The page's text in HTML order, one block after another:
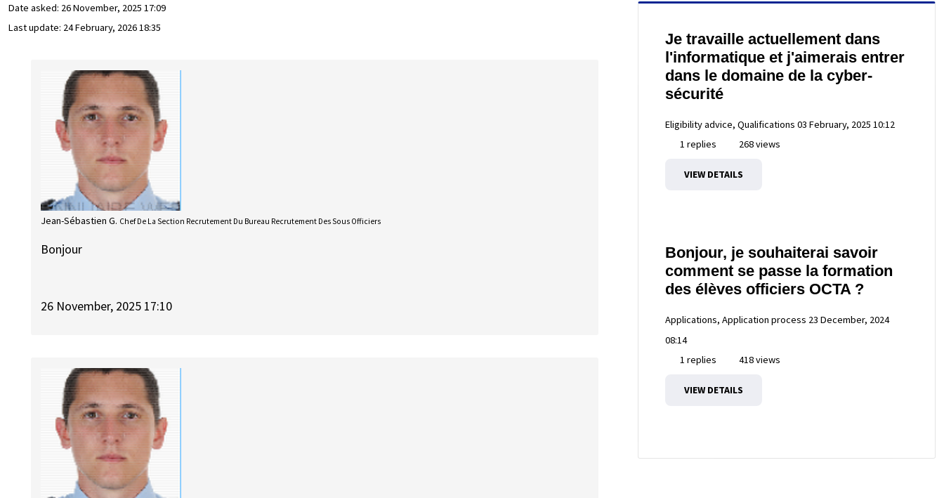
Date asked: 26 November, 2025 17:09
Last update: 24 February, 2026 18:35
Jean-Sébastien G. Chef De La Section Recrutement Du Bureau Recrutement Des Sous Officiers
Bonjour
26 November, 2025 17:10
Je travaille actuellement dans
l'informatique et j'aimerais entrer
dans le domaine de la cyber-
sécurité
Eligibility advice, Qualifications 03 February, 2025 10:12
1 replies
268 views
VIEW DETAILS
Bonjour, je souhaiterai savoir
comment se passe la formation
des élèves officiers OCTA ?
Applications, Application process 23 December, 2024
08:14
1 replies
418 views
VIEW DETAILS